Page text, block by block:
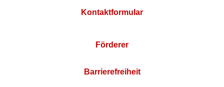
Kontaktformular
Förderer
Barrierefreiheit